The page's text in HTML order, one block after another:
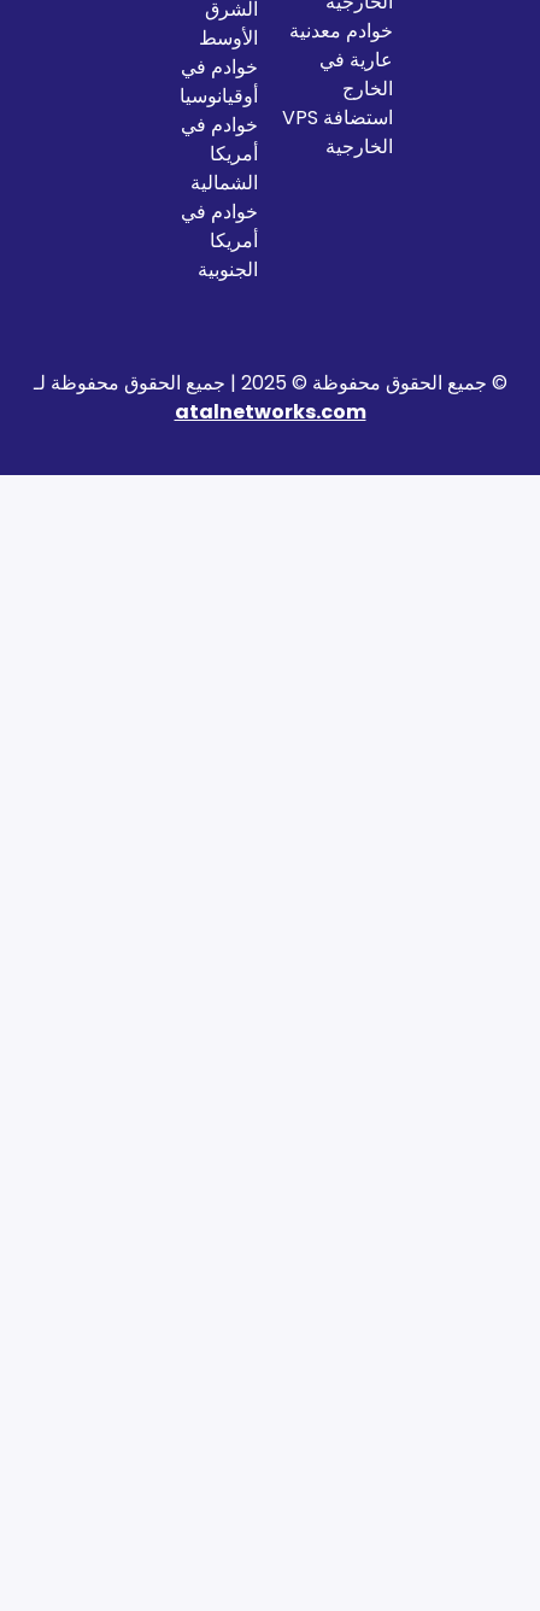
الشرق
الأوسط
خوادم في
أوقيانوسيا
خوادم في
أمريكا
| جميع الحقوق محفوظة لـ
atalnetworks.com